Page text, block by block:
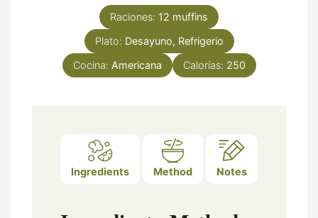
Raciones: 12 muffins
Plato: Desayuno, Refrigerio
Cocina: Americana Calorías: 250
Ingredients Method Notes